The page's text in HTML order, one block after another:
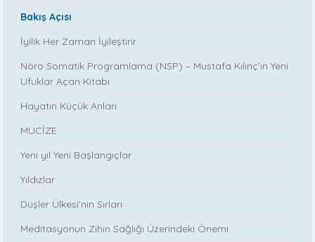
Bakış Açısı
İyilik Her Zaman İyileştirir
Nöro Somatik Programlama (NSP) – Mustafa Kılınç’ın Yeni
Ufuklar Açan Kitabı
Hayatın Küçük Anları
MUCİZE
Yeni yıl Yeni Başlangıçlar
Yıldızlar
Düşler Ülkesi'nin Sırları
Meditasyonun Zihin Sağlığı Üzerindeki Önemi